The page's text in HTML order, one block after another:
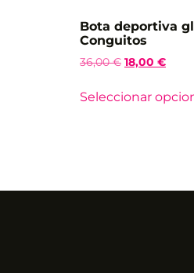
Bota deportiva
Conguitos
36,00€ 18,00 €
Seleccionar